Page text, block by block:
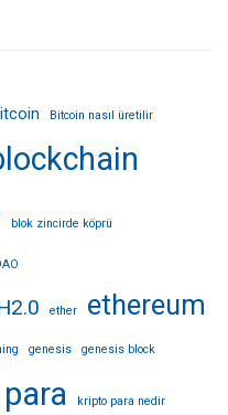
Bitcoin nasıl üretilir
blok zincirde köprü
ether ethereum
genesis genesis block
kripto para nedir